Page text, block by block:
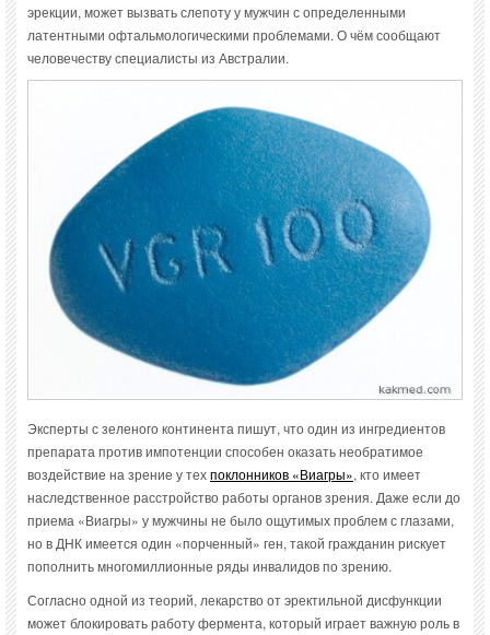
эрекции, может вызвать слепоту у мужчин с определенными
латентными офтальмологическими проблемами. О чём сообщают
человечеству специалисты из Австралии.
Эксперты с зеленого континента пишут, что один из ингредиентов
препарата против импотенции способен оказать необратимое
воздействие на зрение у техпоклонников «Виагры», кто имеет
наследственное расстройство работы органов зрения. Даже если до
приема «Виагры» у мужчины не было ощутимых проблем с глазами,
но в ДНК имеется один «порченный» ген, такой гражданин рискует
пополнить многомиллионные ряды инвалидов по зрению.
Согласно одной из теорий, лекарство от эректильной дисфункции
может блокировать работу фермента, который играет важную роль в